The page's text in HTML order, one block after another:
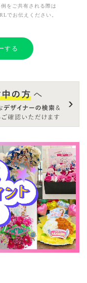
例をご共有される際は
でお伝えください。
する